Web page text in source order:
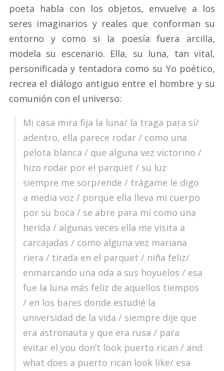
poeta habla con los objetos, envuelve a los
seres imaginarios y reales que conforman su
entorno y como si la poesía fuera arcilla,
modela su escenario. Ella, su luna, tan vital,
personificada y tentadora como su Yo poético,
recrea el diálogo antiguo entre el hombre y su
comunión con el universo:
Mi casa mira fija la luna/ la traga para sí/
adentro, ella parece rodar / como una
pelota blanca / que alguna vez victorino /
hizo rodar por el parquet / su luz
siempre me sorprende / trágame le digo
a media voz / porque ella lleva mi cuerpo
por su boca / se abre para mí como una
herida / algunas veces ella me visita a
carcajadas / como alguna vez mariana
riera / tirada en el parquet / niña feliz/
enmarcando una oda a sus hoyuelos / esa
fue la luna más feliz de aquellos tiempos
/ en los bares donde estudié la
universidad de la vida / siempre dije que
era astronauta y que era rusa / para
evitar el you don’t look puerto rican / and
what does a puerto rican look like/ esa